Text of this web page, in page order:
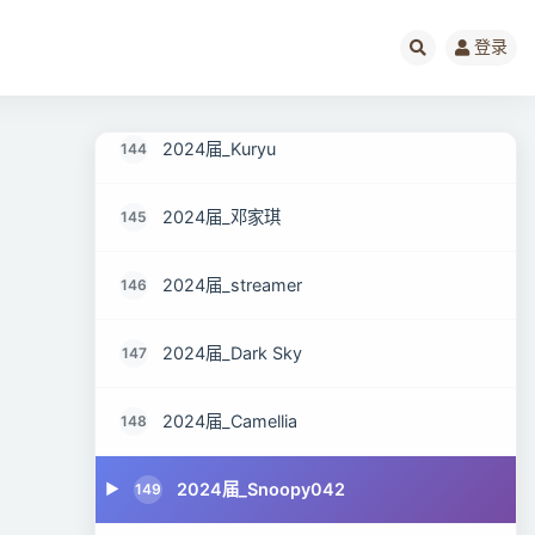
登录
144 2024届_Kuryu
145 2024届_邓家琪
146 2024届_streamer
147 2024届_Dark Sky
148 2024届_Camellia
149 2024届_Snoopy042